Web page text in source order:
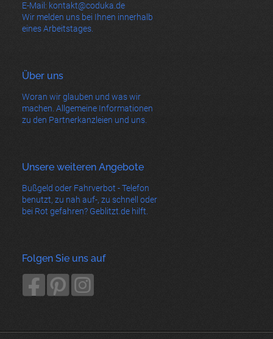
E-Mail: kontakt@coduka.de
Wir melden uns bei Ihnen innerhalb
eines Arbeitstages.
Über uns
Woran wir glauben und was wir
machen. Allgemeine Informationen
zu den Partnerkanzleien und uns.
Unsere weiteren Angebote
Bußgeld oder Fahrverbot - Telefon
benutzt, zu nah auf-, zu schnell oder
bei Rot gefahren? Geblitzt.de hilft.
Folgen Sie uns auf